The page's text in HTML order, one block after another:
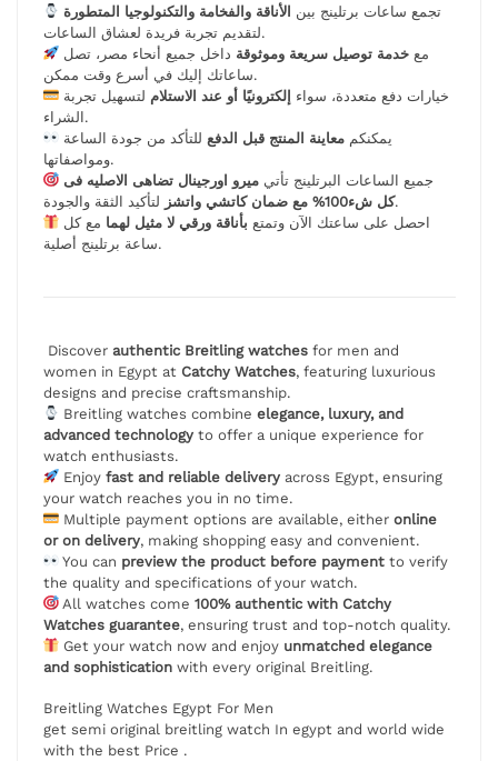
تجمع ساعات برتلينج بين الأناقة والفخامة والتكنولوجيا المتطورة
لتقديم تجربة فريدة لعشاق الساعات.
مع خدمة توصيل سريعة وموثوقة داخل جميع أنحاء مصر، تصل
ساعاتك إليك في أسرع وقت ممكن.
خيارات دفع متعددة، سواء إلكترونيًا أو عند الاستلام لتسهيل تجربة
الشراء.
يمكنكم معاينة المنتج قبل الدفع للتأكد من جودة الساعة
ومواصفاتها.
جميع الساعات البرتلينج تأتي ميرو اورجينال تضاهى الاصليه فى
كل شء100% مع ضمان كاتشي واتشزلتأكيد الثقة والجودة.
احصل على ساعتك الآن وتمتع بأناقة ورقي لا مثيل لهما مع كل
ساعة برتلينج أصلية.
Discover authentic Breitling watchesfor men and
women in Egypt at Catchy Watches, featuring luxurious
designs and precise craftsmanship.
Breitling watches combineelegance, luxury, and
advanced technologyto offer a unique experience for
watch enthusiasts.
Enjoyfast and reliable delivery across Egypt, ensuring
your watch reaches you in no time.
Multiple payment options are available, eitheronline
or on delivery, making shopping easy and convenient.
You can preview the product before payment to verify
the quality and specifications of your watch.
All watches come100% authentic with Catchy
Watches guarantee, ensuring trust and top-notch quality.
Get your watch now and enjoy unmatched elegance
and sophisticationwith every original Breitling.
Breitling Watches Egypt For Men
get semi original breitling watch In egypt and world wide
with the best Price .